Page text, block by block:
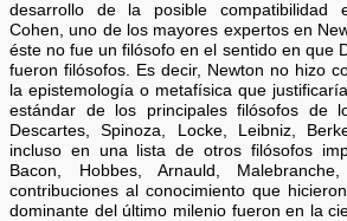
desarrollo de la posible compatibilidad
Cohen, uno de los mayores expertos en
éste no fue un filósofo en el sentido en que
fueron filósofos. Es decir, Newton no hizo
la epistemología o metafísica que
estándar de los principales filósofos de
Descartes, Spinoza, Locke, Leibniz,
incluso en una lista de otros filósofos
Bacon, Hobbes, Arnauld,
contribuciones al conocimiento que
dominante del último milenio fueron en la